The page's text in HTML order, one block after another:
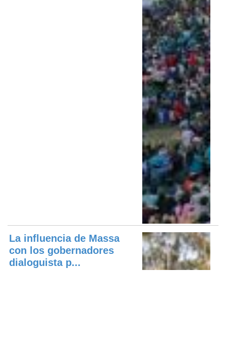
La influencia de Massa
con los gobernadores
dialoguista p...